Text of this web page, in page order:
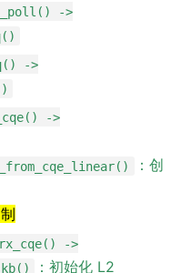
->
->
->
：创
->
：初始化 L2